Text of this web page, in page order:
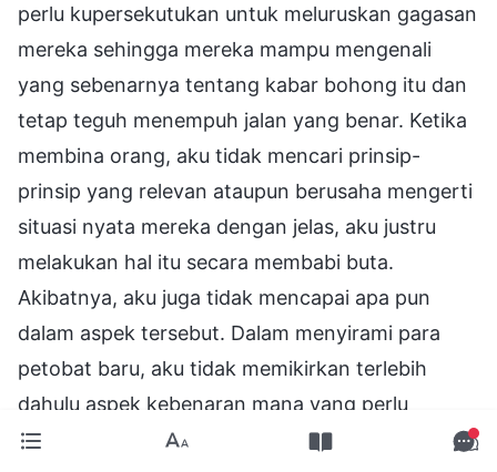
perlu kupersekutukan untuk meluruskan gagasan
mereka sehingga mereka mampu mengenali
yang sebenarnya tentang kabar bohong itu dan
tetap teguh menempuh jalan yang benar. Ketika
membina orang, aku tidak mencari prinsip-
prinsip yang relevan ataupun berusaha mengerti
situasi nyata mereka dengan jelas, aku justru
melakukan hal itu secara membabi buta.
Akibatnya, aku juga tidak mencapai apa pun
dalam aspek tersebut. Dalam menyirami para
petobat baru, aku tidak memikirkan terlebih
dahulu aspek kebenaran mana yang perlu
kupersekutukan untuk menyelesaikan masalah